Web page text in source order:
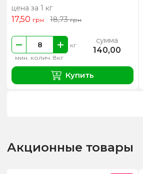
цена за 1 кг
17,50 грн 18,73грн
мин. колич. 8кг
кг сумма
140,00
Купить
Акционные товары